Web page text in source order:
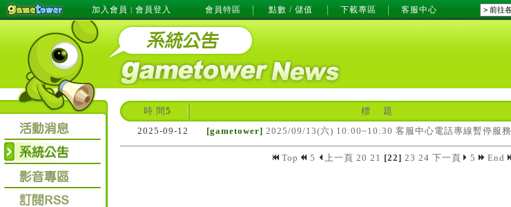
加入會員 | 會員登入 會員特區 點數 / 儲值 下載專區 客服中心
時 間 5
標 題
2025-09-12
[gametower] 2025/09/13(六) 10:00~10:30 客服中心電話專線暫停服務
Top 5 上一頁 20 21 [22] 23 24 下一頁 5 End